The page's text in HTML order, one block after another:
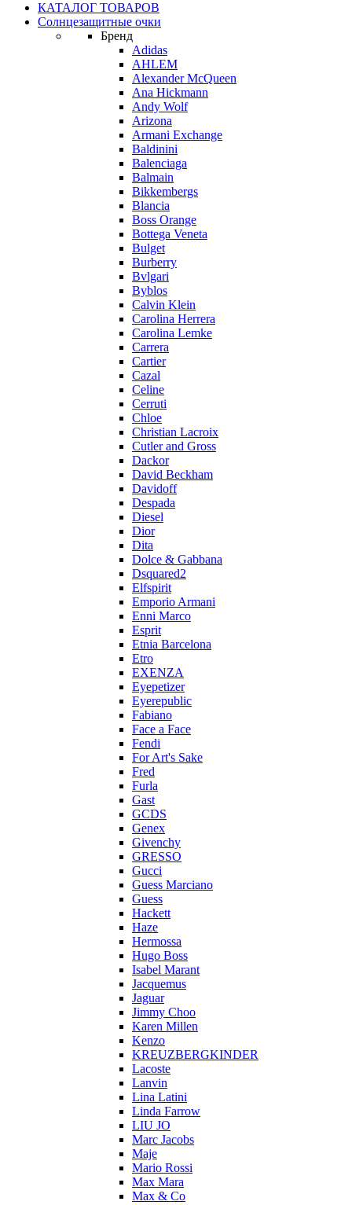
КАТАЛОГ ТОВАРОВ
Солнцезащитные очки
Бренд
Adidas
AHLEM
Alexander McQueen
Ana Hickmann
Andy Wolf
Arizona
Armani Exchange
Baldinini
Balenciaga
Balmain
Bikkembergs
Blancia
Boss Orange
Bottega Veneta
Bulget
Burberry
Bvlgari
Byblos
Calvin Klein
Carolina Herrera
Carolina Lemke
Carrera
Cartier
Cazal
Celine
Cerruti
Chloe
Christian Lacroix
Cutler and Gross
Dackor
David Beckham
Davidoff
Despada
Diesel
Dior
Dita
Dolce & Gabbana
Dsquared2
Elfspirit
Emporio Armani
Enni Marco
Esprit
Etnia Barcelona
Etro
EXENZA
Eyepetizer
Eyerepublic
Fabiano
Face a Face
Fendi
For Art's Sake
Fred
Furla
Gast
GCDS
Genex
Givenchy
GRESSO
Gucci
Guess Marciano
Guess
Hackett
Haze
Hermossa
Hugo Boss
Isabel Marant
Jacquemus
Jaguar
Jimmy Choo
Karen Millen
Kenzo
KREUZBERGKINDER
Lacoste
Lanvin
Lina Latini
Linda Farrow
LIU JO
Marc Jacobs
Maje
Mario Rossi
Max Mara
Max & Co